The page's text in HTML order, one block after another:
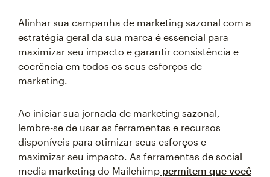
Alinhar sua campanha de marketing sazonal com a
estratégia geral da sua marca é essencial para
maximizar seu impacto e garantir consistência e
coerência em todos os seus esforços de
marketing.
Ao iniciar sua jornada de marketing sazonal,
lembre-se de usar as ferramentas e recursos
disponíveis para otimizar seus esforços e
maximizar seu impacto. As ferramentas de social
media marketing do Mailchimp permitem que você